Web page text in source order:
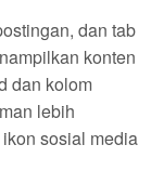
dan tab
konten
dan kolom
lebih
sosial media